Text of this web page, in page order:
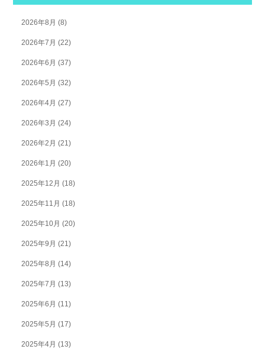
2026年8月 (8)
2026年7月 (22)
2026年6月 (37)
2026年5月 (32)
2026年4月 (27)
2026年3月 (24)
2026年2月 (21)
2026年1月 (20)
2025年12月 (18)
2025年11月 (18)
2025年10月 (20)
2025年9月 (21)
2025年8月 (14)
2025年7月 (13)
2025年6月 (11)
2025年5月 (17)
2025年4月 (13)